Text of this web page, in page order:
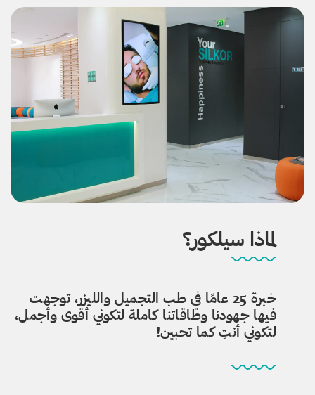
لماذا سيلكور؟
خبرة 25 عامًا في طب التجميل والليزر، توجهت
فيها جهودنا وطاقاتنا كاملة لتكوني أقوى وأجمل،
لتكوني أنتِ كما تحبين!